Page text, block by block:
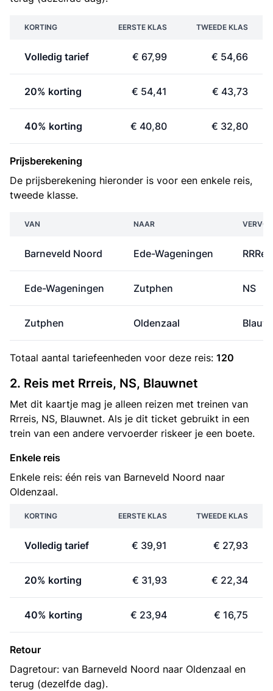
KORTING EERSTE KLAS TWEEDE KLAS
Volledig tarief € 67,99 € 54,66
20% korting € 54,41 € 43,73
40% korting € 40,80 € 32,80
Prijsberekening
De prijsberekening hieronder is voor een enkele reis,
tweede klasse.
VAN NAAR
Barneveld Noord Ede-Wageningen
Ede-Wageningen Zutphen NS
Zutphen Oldenzaal
Totaal aantal tariefeenheden voor deze reis: 120
2. Reis met Rrreis, NS, Blauwnet
Met dit kaartje mag je alleen reizen met treinen van
Rrreis, NS, Blauwnet. Als je dit ticket gebruikt in een
trein van een andere vervoerder riskeer je een boete.
Enkele reis
Enkele reis: één reis van Barneveld Noord naar
Oldenzaal.
KORTING EERSTE KLAS TWEEDE KLAS
Volledig tarief € 39,91 € 27,93
20% korting € 31,93 € 22,34
40% korting € 23,94 € 16,75
Retour
Dagretour: van Barneveld Noord naar Oldenzaal en
terug (dezelfde dag).